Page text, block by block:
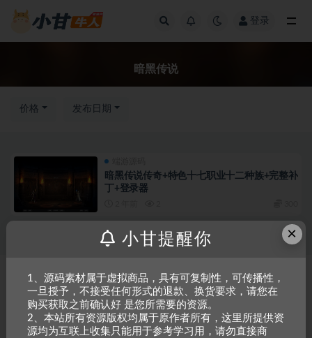
登录
暗黑传说
价格 发布日期
暗黑传说传奇+特色十七职业十二种族+完整补
丁+登录器
Copyright © 2023 小甘牛人资源网 - All rights reserved
粤ICP备2023002201
号-1
本站是一个坚持做精品资源的网站，会长期坚持更新资源，以共享为原则，尊
重原创，如需搬资源请先与站长沟通，恶意搬运封禁账号。
×
小甘提醒你
1、源码素材属于虚拟商品，具有可复制性，可传播性，
一旦授予，不接受任何形式的退款、换货要求，请您在
购买获取之前确认好 是您所需要的资源。
2、本站所有资源版权均属于原作者所有，这里所提供资
源均为互联上收集只能用于参考学习用，请勿直接商